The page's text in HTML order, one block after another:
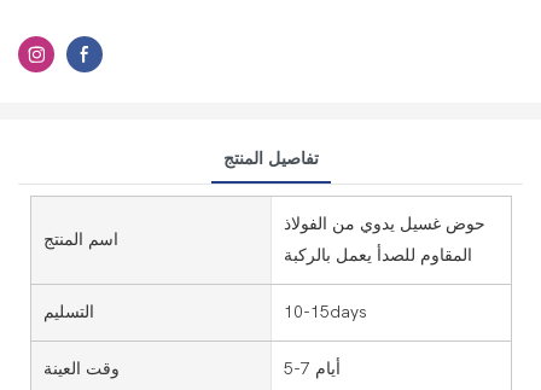
تفاصيل المنتج
اسم المنتج
حوض غسيل يدوي من الفولاذ
المقاوم للصدأ يعمل بالركبة
التسليم 10-15days
وقت العينة 5-7 أيام